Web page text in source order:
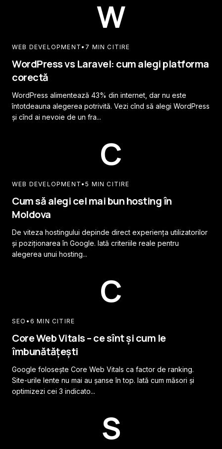
W
WEB DEVELOPMENT • 7 MIN CITIRE
WordPress vs Laravel: cum alegi platforma
corectă
WordPress alimentează 43% din internet, dar nu este
întotdeauna alegerea potrivită. Vezi cînd să alegi WordPress
și cînd ai nevoie de un fra...
C
WEB DEVELOPMENT •5 MIN CITIRE
Cum să alegi cel mai bun hosting în
Moldova
De viteza hostingului depinde direct experiența utilizatorilor
și poziționarea în Google. Iată criteriile reale pentru
alegerea unui hosting...
C
SEO • 6 MIN CITIRE
Core Web Vitals – ce sînt și cum le
îmbunătățești
Google folosește Core Web Vitals ca factor de ranking.
Site-urile lente nu mai au șanse în top. Iată cum măsori și
optimizezi cei 3 indicato...
S